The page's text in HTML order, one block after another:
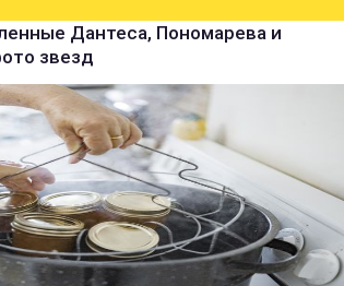
Дантеса, Пономарева и
звезд